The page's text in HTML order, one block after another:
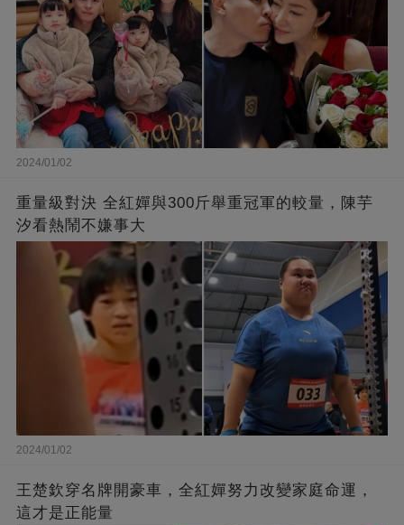
2024/01/02
重量級對決 全紅嬋與300斤舉重冠軍的較量，陳芋
汐看熱鬧不嫌事大
2024/01/02
王楚欽穿名牌開豪車，全紅嬋努力改變家庭命運，
這才是正能量